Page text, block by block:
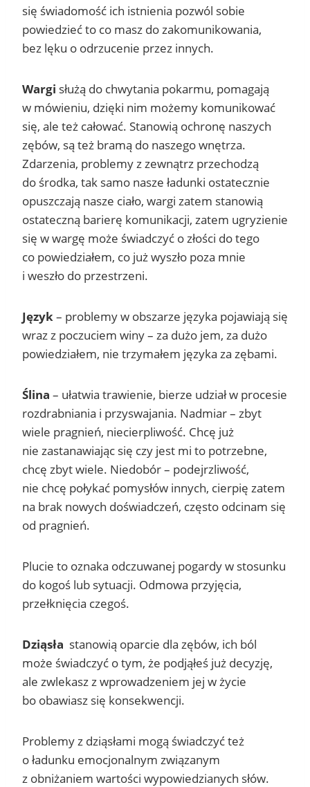
się świadomość ich istnienia pozwól sobie
powiedzieć to co masz do zakomunikowania,
bez lęku o odrzucenie przez innych.
Wargi służą do chwytania pokarmu, pomagają
w mówieniu, dzięki nim możemy komunikować
się, ale też całować. Stanowią ochronę naszych
zębów, są też bramą do naszego wnętrza.
Zdarzenia, problemy z zewnątrz przechodzą
do środka, tak samo nasze ładunki ostatecznie
opuszczają nasze ciało, wargi zatem stanowią
ostateczną barierę komunikacji, zatem ugryzienie
się w wargę może świadczyć o złości do tego
co powiedziałem, co już wyszło poza mnie
i weszło do przestrzeni.
Język– problemy w obszarze języka pojawiają się
wraz z poczuciem winy – za dużo jem, za dużo
powiedziałem, nie trzymałem języka za zębami.
Ślina – ułatwia trawienie, bierze udział w procesie
rozdrabniania i przyswajania. Nadmiar – zbyt
wiele pragnień, niecierpliwość. Chcę już
nie zastanawiając się czy jest mi to potrzebne,
chcę zbyt wiele. Niedobór – podejrzliwość,
nie chcę połykać pomysłów innych, cierpię zatem
na brak nowych doświadczeń, często odcinam się
od pragnień.
Plucie to oznaka odczuwanej pogardy w stosunku
do kogoś lub sytuacji. Odmowa przyjęcia,
przełknięcia czegoś.
Dziąsła stanowią oparcie dla zębów, ich ból
może świadczyć o tym, że podjąłeś już decyzję,
ale zwlekasz z wprowadzeniem jej w życie
bo obawiasz się konsekwencji.
Problemy z dziąsłami mogą świadczyć też
o ładunku emocjonalnym związanym
z obniżaniem wartości wypowiedzianych słów.